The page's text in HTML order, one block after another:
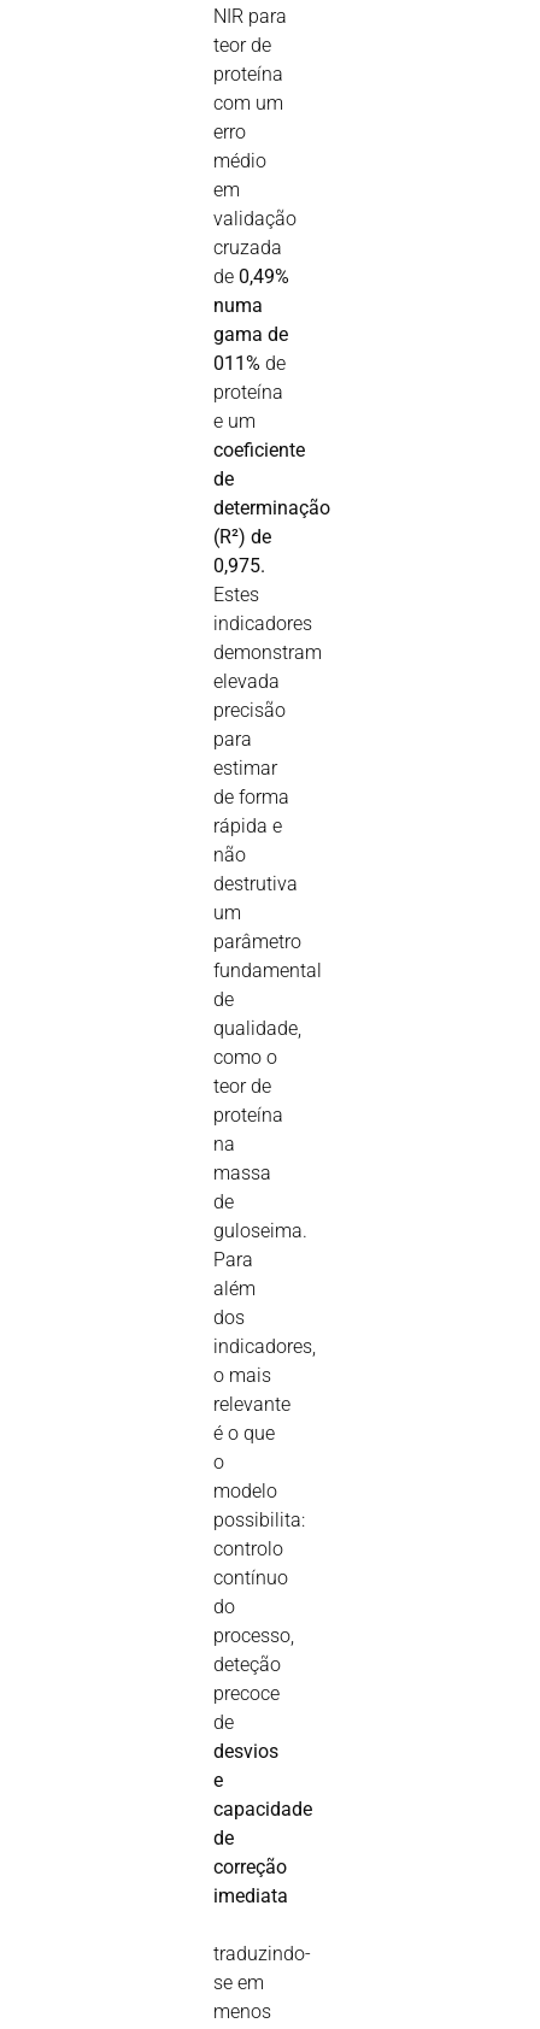
NIR para
teor de
proteína
com um
erro
médio
em
validação
cruzada
de 0,49%
numa
gama de
011% de
proteína
e um
coeficiente
de
determinação
(R²) de
0,975.
Estes
indicadores
demonstram
elevada
precisão
para
estimar
de forma
rápida e
não
destrutiva
um
parâmetro
fundamental
de
qualidade,
como o
teor de
proteína
na
massa
de
guloseima.
Para
além
dos
indicadores,
o mais
relevante
é o que
o
modelo
possibilita:
controlo
contínuo
do
processo,
deteção
precoce
de
desvios
e
capacidade
de
correção
imediata
traduzindo-
se em
menos